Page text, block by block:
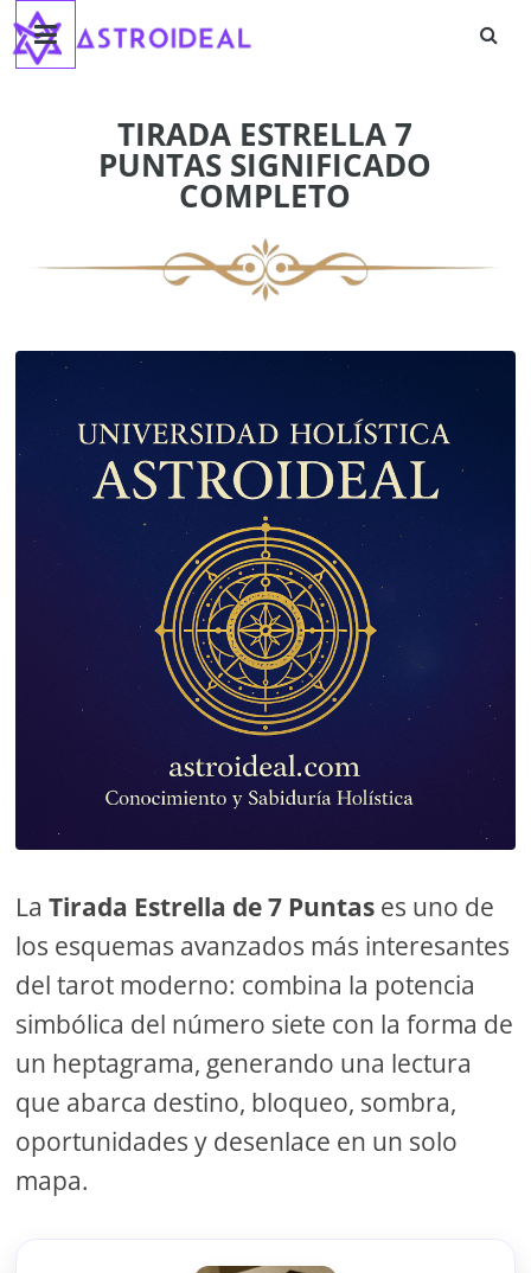
Saltar
contenido
Astroideal
TIRADA ESTRELLA 7
PUNTAS SIGNIFICADO
COMPLETO
LaTirada Estrella de 7 Puntas es uno de
los esquemas avanzados más interesantes
del tarot moderno: combina la potencia
simbólica del número siete con la forma de
un heptagrama, generando una lectura
que abarca destino, bloqueo, sombra,
oportunidades y desenlace en un solo
mapa.